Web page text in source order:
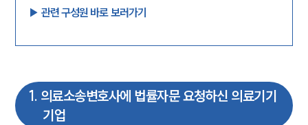
▶︎ 관련 구성원 바로 보러가기
1. 의료소송변호사에 법률자문 요청하신 의료기기
기업